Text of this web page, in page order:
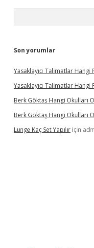
Son yorumlar
Yasaklayıcı Talimatlar Hangi
Yasaklayıcı Talimatlar Hangi
Berk Göktaş Hangi Okulları
Berk Göktaş Hangi Okulları
Lunge Kaç Set Yapılır için